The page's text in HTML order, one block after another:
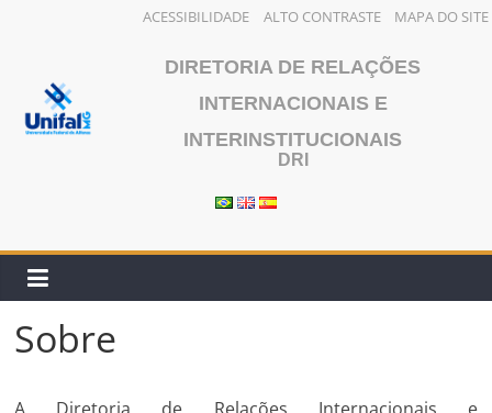
ACESSIBILIDADE ALTO CONTRASTE MAPA DO SITE
conteúdo
DIRETORIA DE RELAÇÕES
INTERNACIONAIS E
INTERINSTITUCIONAIS
DRI
Sobre